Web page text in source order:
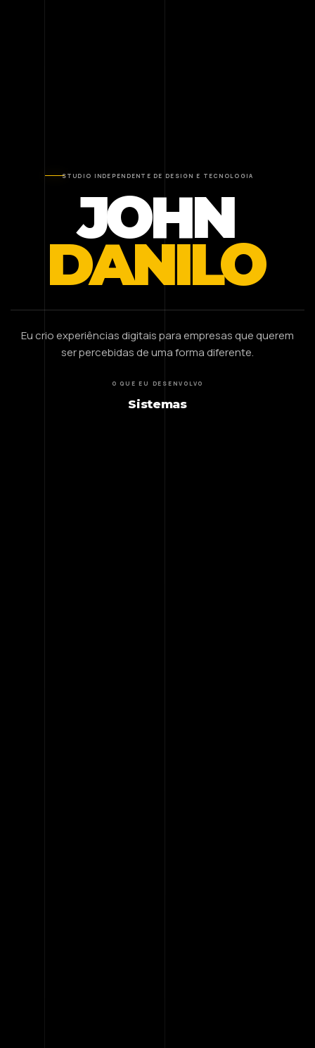
STUDIO INDEPENDENTE DE DESIGN E TECNOLOGIA
JOHN
DANILO
Eu crio experiências digitais para empresas que querem
ser percebidas de uma forma diferente.
O QUE EU DESENVOLVO
Sistemas